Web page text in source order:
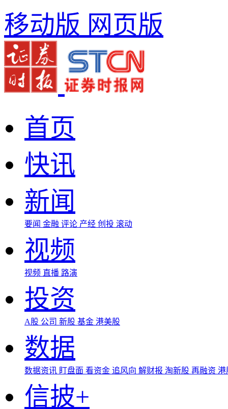
移动版 网页版
首页
快讯
新闻
要闻 金融 评论 产经 创投 滚动
视频
视频 直播 路演
投资
A股 公司 新股 基金 港美股
数据
数据资讯 盯盘面 看资金 追风向 解财报 淘新股 再融资
信披+